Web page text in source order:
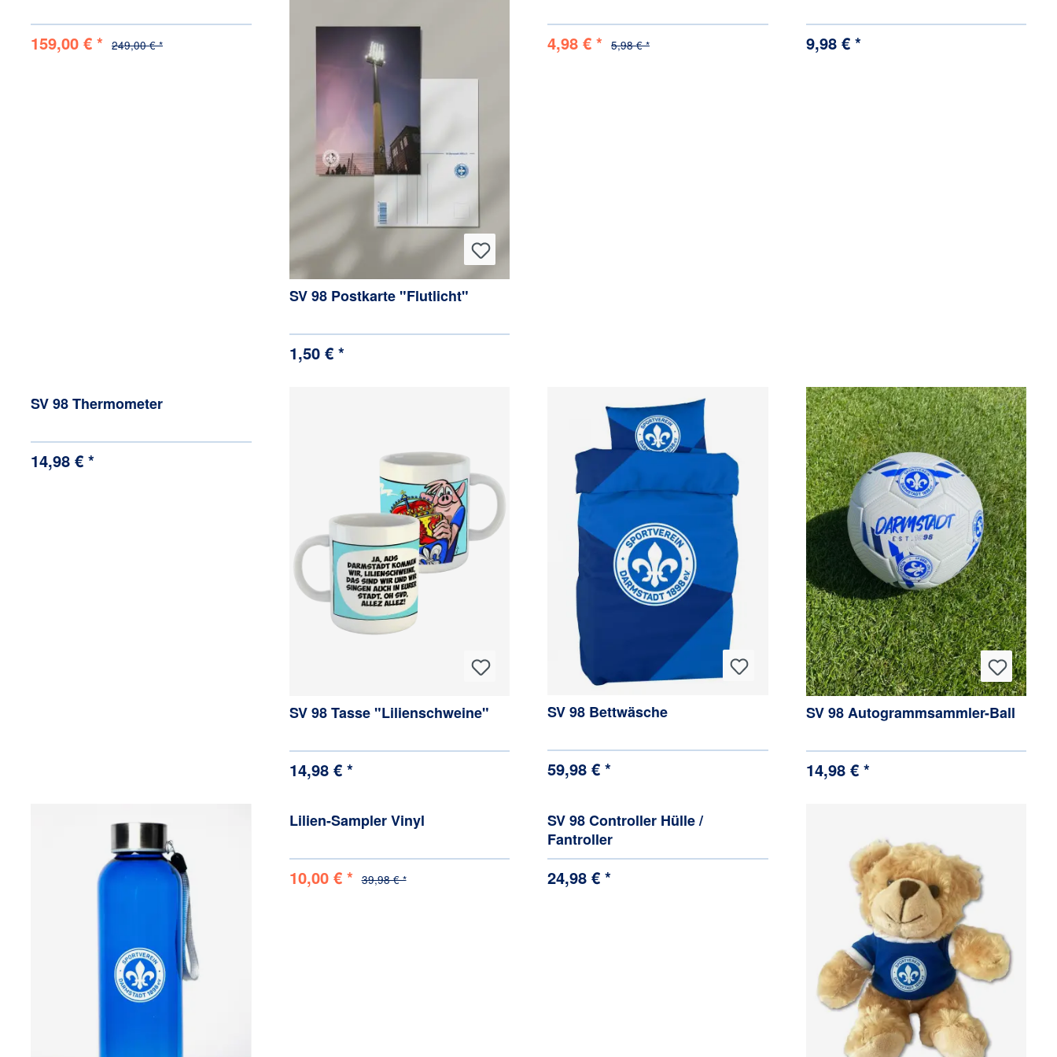
159,00 € * 249,00 € *
SV 98 Postkarte "Flutlicht"
1,50 € *
4,98 € * 5,98 € * 9,98 € *
SV 98 Thermometer
14,98 € *
SV 98 Tasse "Lilienschweine"
14,98 € *
SV 98 Bettwäsche
59,98 € *
SV 98 Autogrammsammler-Ball
14,98 € *
Lilien-Sampler Vinyl
10,00 € * 39,98 € *
SV 98 Controller Hülle /
Fantroller
24,98 € *